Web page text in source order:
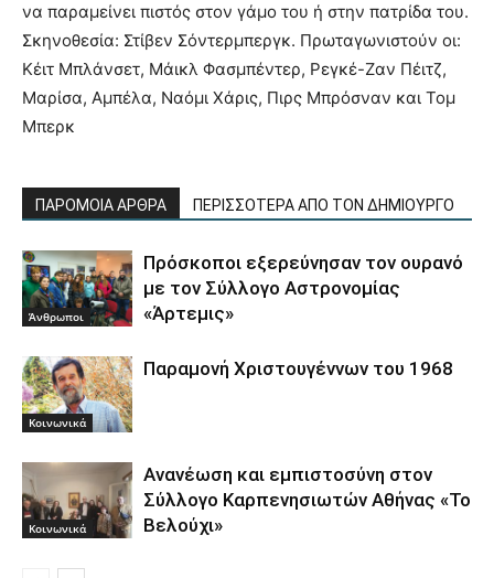
να παραμείνει πιστός στον γάμο του ή στην πατρίδα του.
Σκηνοθεσία: Στίβεν Σόντερμπεργκ. Πρωταγωνιστούν οι:
Κέιτ Μπλάνσετ, Μάικλ Φασμπέντερ, Ρεγκέ-Ζαν Πέιτζ,
Μαρίσα, Αμπέλα, Ναόμι Χάρις, Πιρς Μπρόσναν και Τομ
Μπερκ
ΠΑΡΟΜΟΙΑ ΑΡΘΡΑ ΠΕΡΙΣΣΟΤΕΡΑ ΑΠΟ ΤΟΝ ΔΗΜΙΟΥΡΓΟ
Άνθρωποι
Πρόσκοποι εξερεύνησαν τον ουρανό
με τον Σύλλογο Αστρονομίας
«Άρτεμις»
Κοινωνικά
Παραμονή Χριστουγέννων του 1968
Κοινωνικά
Ανανέωση και εμπιστοσύνη στον
Σύλλογο Καρπενησιωτών Αθήνας «Το
Βελούχι»